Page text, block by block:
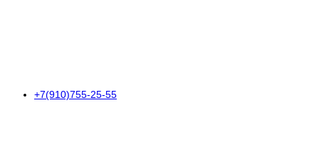
+7(910)755-25-55